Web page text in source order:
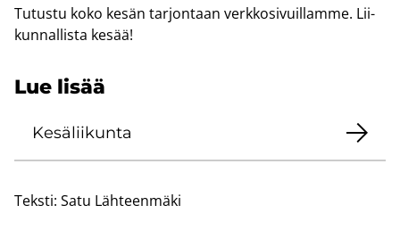
Tu­tus­tu koko kesän tar­jon­taan verk­ko­si­vuil­lam­me. Lii­
kun­nal­lis­ta kesää!
Lue lisää
Ke­sä­lii­kun­ta
Teksti: Satu Lähteenmäki